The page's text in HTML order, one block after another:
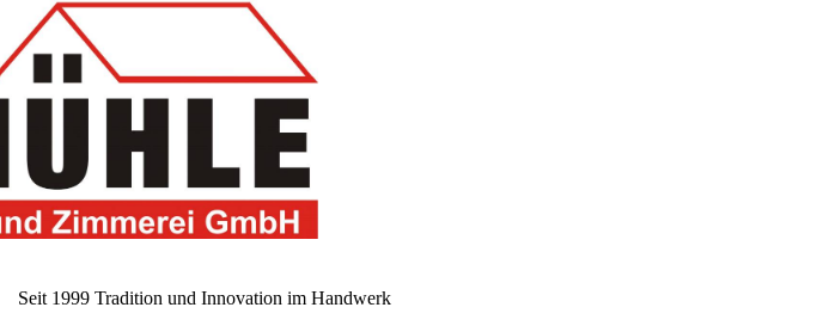
Seit 1999 Tradition und Innovation im Handwerk